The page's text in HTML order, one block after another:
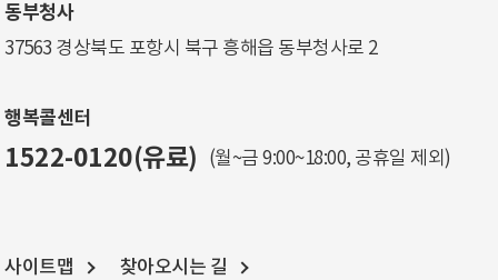
동부청사
37563 경상북도 포항시 북구 흥해읍 동부청사로 2
행복콜센터
1522-0120(유료) (월~금 9:00~18:00, 공휴일 제외)
사이트맵 찾아오시는 길